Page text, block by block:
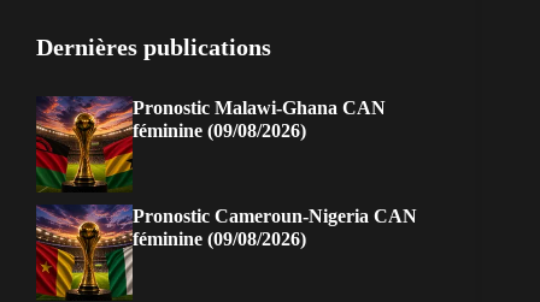
Dernières publications
Pronostic Malawi-Ghana CAN
féminine (09/08/2026)
Pronostic Cameroun-Nigeria CAN
féminine (09/08/2026)